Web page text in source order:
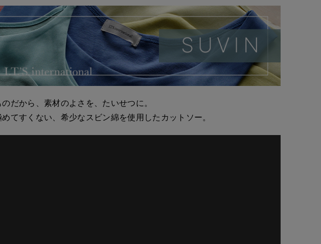
だから、素材のよさを、たいせつに。
てすくない、希少なスビン綿を使用したカットソー。